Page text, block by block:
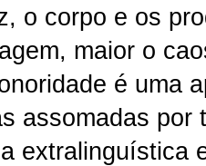
o corpo e os
maior o
é uma
assomadas por
extralinguística